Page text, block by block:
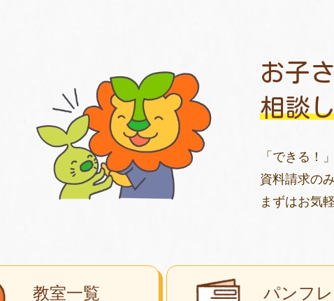
お子
相談
「できる！
資料請求の
まずはお気
教室一覧 パンフ